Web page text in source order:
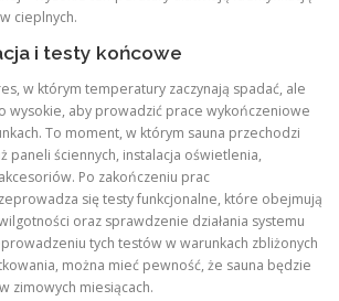
cieplnych.
i testy końcowe
w którym temperatury zaczynają spadać, ale
wysokie, aby prowadzić prace wykończeniowe
To moment, w którym sauna przechodzi
paneli ściennych, instalacja oświetlenia,
Po zakończeniu prac
się testy funkcjonalne, które obejmują
oraz sprawdzenie działania systemu
tych testów w warunkach zbliżonych
można mieć pewność, że sauna będzie
zimowych miesiącach.